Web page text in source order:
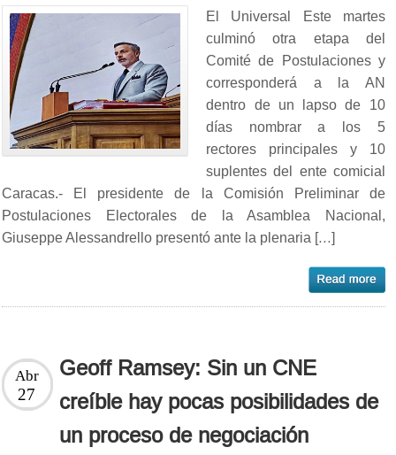
El Universal Este martes
culminó otra etapa del
Comité de Postulaciones y
corresponderá a la AN
dentro de un lapso de 10
días nombrar a los 5
rectores principales y 10
suplentes del ente comicial
Caracas.- El presidente de la Comisión Preliminar de
Postulaciones Electorales de la Asamblea Nacional,
Giuseppe Alessandrello presentó ante la plenaria […]
Geoff Ramsey: Sin un CNE
creíble hay pocas posibilidades de
un proceso de negociación
Abr
27